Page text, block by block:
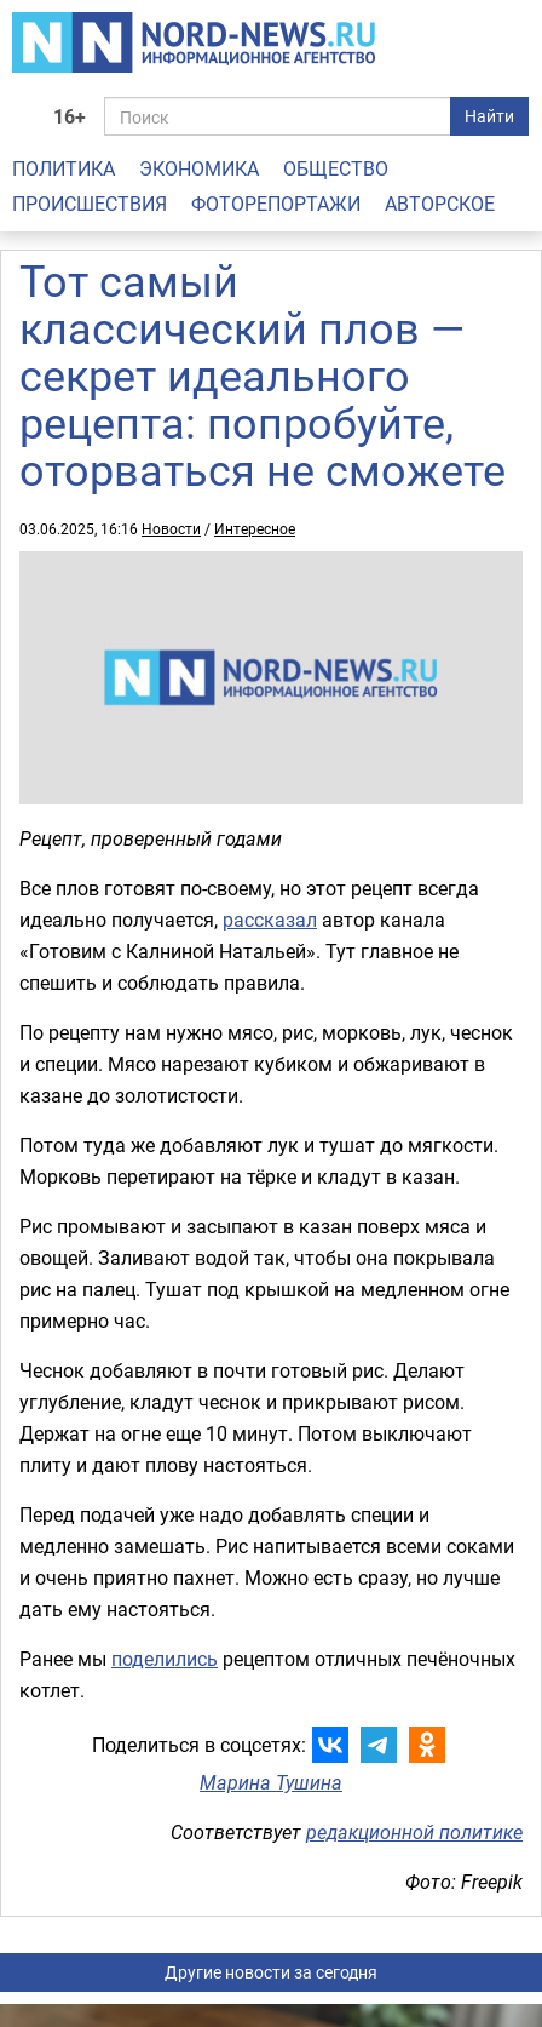
16+ Найти
ПОЛИТИКА ЭКОНОМИКА
ОБЩЕСТВО
ПРОИСШЕСТВИЯ
ФОТОРЕПОРТАЖИ АВТОРСКОЕ
Тот самый
классический плов —
секрет идеального
рецепта: попробуйте,
оторваться не сможете
03.06.2025, 16:16 Новости / Интересное
Рецепт, проверенный годами
Все плов готовят по-своему, но этот рецепт всегда
идеально получается, рассказал автор канала
«Готовим с Калниной Натальей». Тут главное не
спешить и соблюдать правила.
По рецепту нам нужно мясо, рис, морковь, лук, чеснок
и специи. Мясо нарезают кубиком и обжаривают в
казане до золотистости.
Потом туда же добавляют лук и тушат до мягкости.
Морковь перетирают на тёрке и кладут в казан.
Рис промывают и засыпают в казан поверх мяса и
овощей. Заливают водой так, чтобы она покрывала
рис на палец. Тушат под крышкой на медленном огне
примерно час.
Чеснок добавляют в почти готовый рис. Делают
углубление, кладут чеснок и прикрывают рисом.
Держат на огне еще 10 минут. Потом выключают
плиту и дают плову настояться.
Перед подачей уже надо добавлять специи и
медленно замешать. Рис напитывается всеми соками
и очень приятно пахнет. Можно есть сразу, но лучше
дать ему настояться.
Ранее мы поделились рецептом отличных печёночных
котлет.
Поделиться в соцсетях:
Марина Тушина
Соответствуетредакционной политике
Фото: Freepik
Другие новости за сегодня